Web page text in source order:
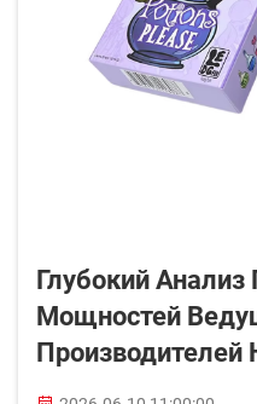
Глубокий
Мощностей
Производителей